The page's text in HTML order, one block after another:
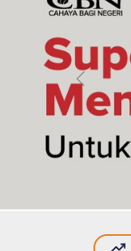
Previous